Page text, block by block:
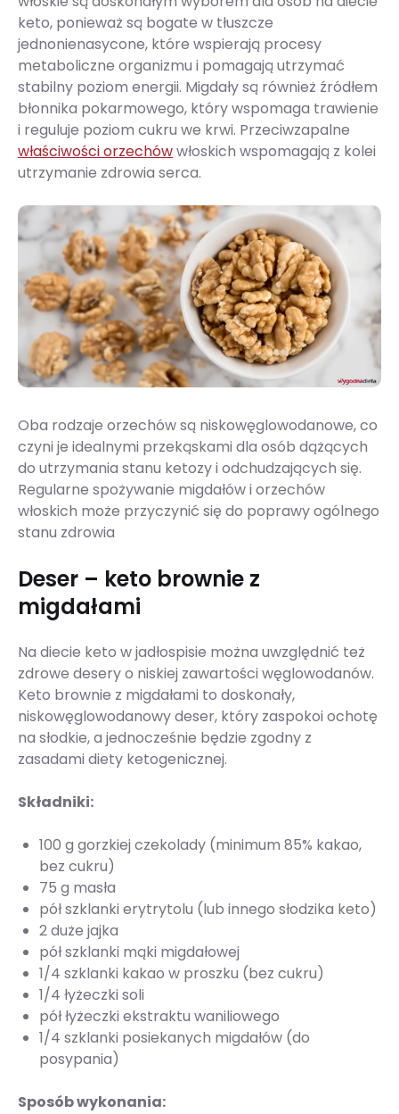
keto, ponieważ są bogate w tłuszcze
jednonienasycone, które wspierają procesy
metaboliczne organizmu i pomagają utrzymać
stabilny poziom energii. Migdały są również źródłem
błonnika pokarmowego, który wspomaga trawienie
i reguluje poziom cukru we krwi. Przeciwzapalne
właściwości orzechówwłoskich wspomagają z kolei
utrzymanie zdrowia serca.
Oba rodzaje orzechów są niskowęglowodanowe, co
czyni je idealnymi przekąskami dla osób dążących
do utrzymania stanu ketozy i odchudzających się.
Regularne spożywanie migdałów i orzechów
włoskich może przyczynić się do poprawy ogólnego
stanu zdrowia
Deser – keto brownie z
migdałami
Na diecie keto w jadłospisie można uwzględnić też
zdrowe desery o niskiej zawartości węglowodanów.
Keto brownie z migdałami to doskonały,
niskowęglowodanowy deser, który zaspokoi ochotę
na słodkie, a jednocześnie będzie zgodny z
zasadami diety ketogenicznej.
Składniki:
100 g gorzkiej czekolady (minimum 85% kakao,
bez cukru)
75 g masła
pół szklanki erytrytolu (lub innego słodzika keto)
2 duże jajka
pół szklanki mąki migdałowej
1/4 szklanki kakao w proszku (bez cukru)
1/4 łyżeczki soli
pół łyżeczki ekstraktu waniliowego
1/4 szklanki posiekanych migdałów (do
posypania)
Sposób wykonania: